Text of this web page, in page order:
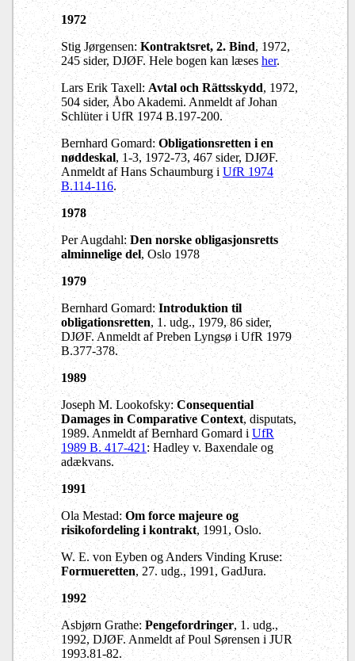
1972
Stig Jørgensen:Kontraktsret, 2. Bind, 1972,
245 sider, DJØF. Hele bogen kan læsesher.
Lars Erik Taxell: Avtal och Rättsskydd, 1972,
504 sider, Åbo Akademi. Anmeldt af Johan
Schlüter i UfR 1974 B.197-200.
Bernhard Gomard:Obligationsretten i en
nøddeskal, 1-3, 1972-73, 467 sider, DJØF.
Anmeldt af Hans Schaumburg i UfR 1974
B.114-116.
1978
Per Augdahl:Den norske obligasjonsretts
alminnelige del, Oslo 1978
1979
Bernhard Gomard:Introduktion til
obligationsretten, 1. udg., 1979, 86 sider,
DJØF. Anmeldt af Preben Lyngsø i UfR 1979
B.377-378.
1989
Joseph M. Lookofsky:Consequential
Damages in Comparative Context, disputats,
1989. Anmeldt af Bernhard Gomard iUfR
1989 B. 417-421: Hadley v. Baxendale og
adækvans.
1991
Ola Mestad:Om force majeure og
risikofordeling i kontrakt, 1991, Oslo.
W. E. von Eyben og Anders Vinding Kruse:
Formueretten, 27. udg., 1991, GadJura.
1992
Asbjørn Grathe:Pengefordringer, 1. udg.,
1992, DJØF. Anmeldt af Poul Sørensen i JUR
1993.81-82.